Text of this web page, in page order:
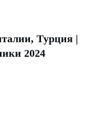
Турция |
2024